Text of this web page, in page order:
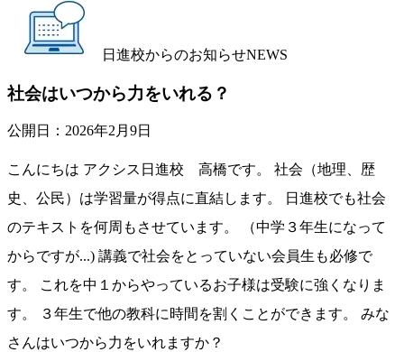
日進校からのお知らせNEWS
社会はいつから力をいれる？
公開日： 2026年2月9日
こんにちは アクシス日進校 高橋です。 社会（地理、歴
史、公民）は学習量が得点に直結します。 日進校でも社会
のテキストを何周もさせています。 （中学３年生になって
からですが...) 講義で社会をとっていない会員生も必修で
す。 これを中１からやっているお子様は受験に強くなりま
す。 ３年生で他の教科に時間を割くことができます。 みな
さんはいつから力をいれますか？